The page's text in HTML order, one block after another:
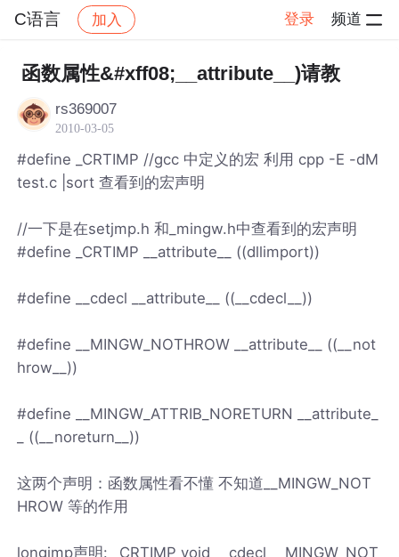
C语言 加入 登录 频道
社区 C语言 帖子详情
函数属性&#xff08;__attribute__)请教
rs369007
2010-03-05
#define _CRTIMP //gcc 中定义的宏 利用 cpp -E -dM
test.c |sort 查看到的宏声明
//一下是在setjmp.h 和_mingw.h中查看到的宏声明
#define _CRTIMP __attribute__ ((dllimport))
#define __cdecl __attribute__ ((__cdecl__))
#define __MINGW_NOTHROW __attribute__ ((__not
hrow__))
#define __MINGW_ATTRIB_NORETURN __attribute_
_ ((__noreturn__))
这两个声明：函数属性看不懂 不知道__MINGW_NOT
HROW 等的作用
longjmp声明: _CRTIMP void __cdecl __MINGW_NOT